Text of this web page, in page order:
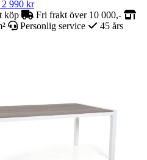
2 990 kr
köp
Fri frakt över 10 000,-
Personlig service
45 års